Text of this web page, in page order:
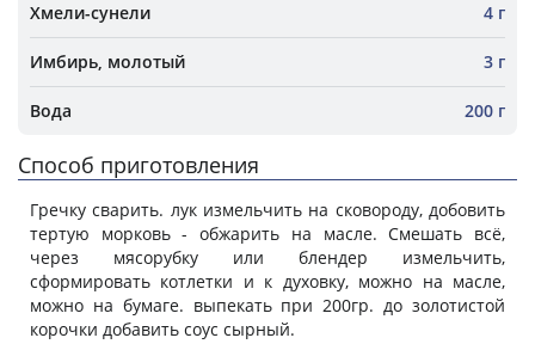
Хмели-сунели 4 г
Имбирь, молотый 3 г
Вода 200 г
Способ приготовления
Гречку сварить. лук измельчить на сковороду, добовить
тертую морковь - обжарить на масле. Смешать всё,
через мясорубку или блендер измельчить,
сформировать котлетки и к духовку, можно на масле,
можно на бумаге. выпекать при 200гр. до золотистой
корочки добавить соус сырный.